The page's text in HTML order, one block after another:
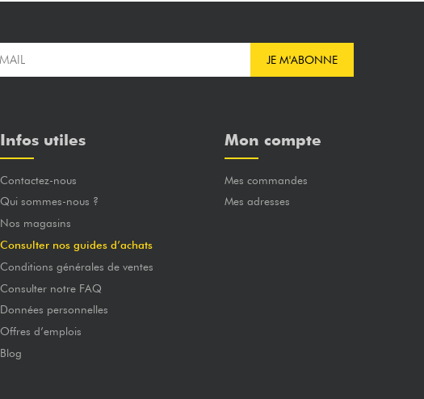
JE M'ABONNE
Infos utiles
Contactez-nous
Qui sommes-nous ?
Nos magasins
Consulter nos guides d’achats
Conditions générales de ventes
Consulter notre FAQ
Données personnelles
Offres d’emplois
Blog
Mon compte
Mes commandes
Mes adresses